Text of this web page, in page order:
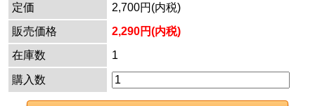
定価
2,700円(内税)
販売価格
2,290円(内税)
在庫数
1
購入数